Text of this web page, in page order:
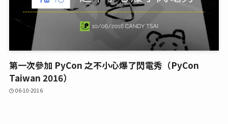
第一次參加 PyCon 之不小心爆了閃電秀（PyCon
Taiwan 2016）
06-10-2016